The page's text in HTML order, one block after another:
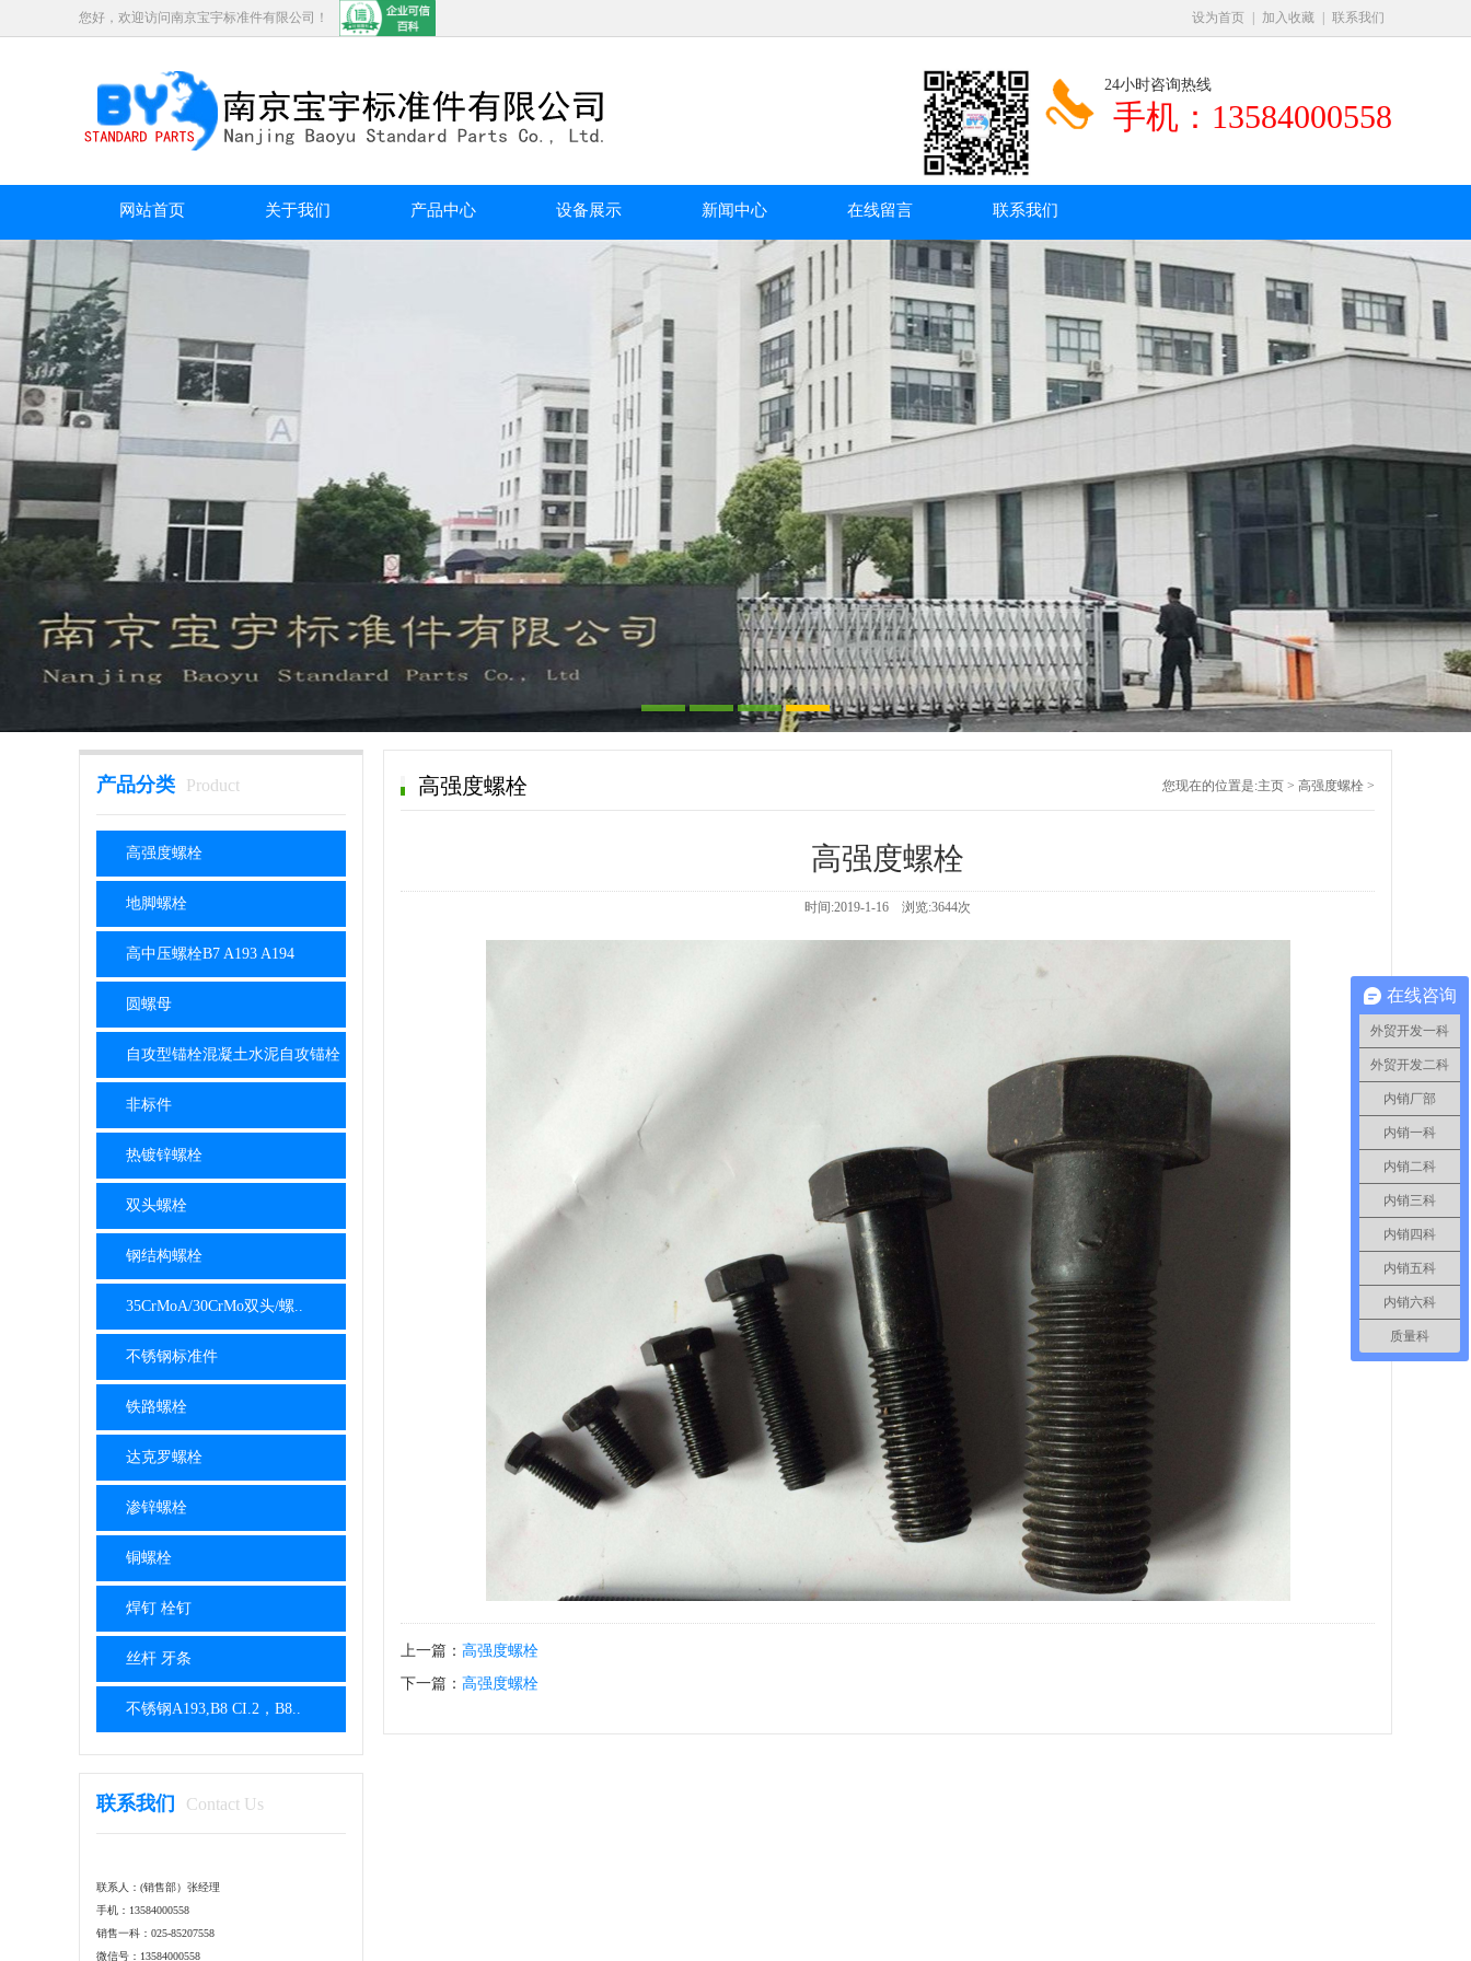
您好，欢迎访问南京宝宇标准件有限公司！ 设为首页 加入收藏 联系我们
24小时咨询热线
手机： 13584000558
网站首页 关于我们 产品中心 设备展示 新闻中心 在线留言 联系我们
产品分类 Product
高强度螺栓
地脚螺栓
高中压螺栓B7 A193 A194
圆螺母
自攻型锚栓混凝土水泥自攻锚栓
非标件
热镀锌螺栓
双头螺栓
钢结构螺栓
35CrMoA/30CrMo双头/螺..
不锈钢标准件
铁路螺栓
达克罗螺栓
渗锌螺栓
铜螺栓
焊钉 栓钉
丝杆 牙条
不锈钢A193,B8 CI.2，B8..
联系我们 Contact Us
联系人：(销售部）张经理
手机：13584000558
销售一科：025-85207558
微信号：13584000558
高强度螺栓 您现在的位置是:主页 > 高强度螺栓 >
高强度螺栓
时间:2019-1-16 浏览:3644次
上一篇： 高强度螺栓
下一篇： 高强度螺栓
在线咨询
外贸开发一科
外贸开发二科
内销厂部
内销一科
内销二科
内销三科
内销四科
内销五科
内销六科
质量科